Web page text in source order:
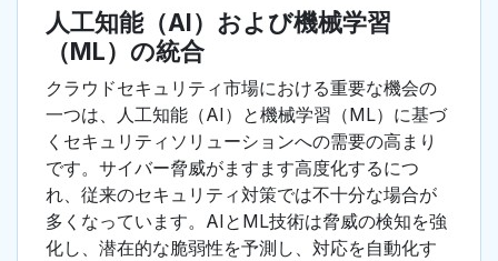
人工知能（AI）および機械学習
（ML）の統合
クラウドセキュリティ市場における重要な機会の
一つは、人工知能（AI）と機械学習（ML）に基づ
くセキュリティソリューションへの需要の高まり
です。サイバー脅威がますます高度化するにつ
れ、従来のセキュリティ対策では不十分な場合が
多くなっています。AIとML技術は脅威の検知を強
化し、潜在的な脆弱性を予測し、対応を自動化す